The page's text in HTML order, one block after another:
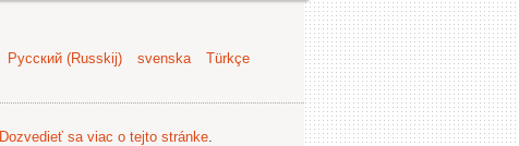
Русский (Russkij) svenska
Türkçe
Dozvedieť sa viac o tejto stránke.